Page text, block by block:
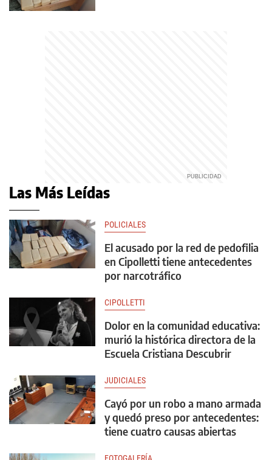
Las Más Leídas
POLICIALES
El acusado por la red de pedofilia
en Cipolletti tiene antecedentes
por narcotráfico
CIPOLLETTI
Dolor en la comunidad educativa:
murió la histórica directora de la
Escuela Cristiana Descubrir
JUDICIALES
Cayó por un robo a mano armada
y quedó preso por antecedentes:
tiene cuatro causas abiertas